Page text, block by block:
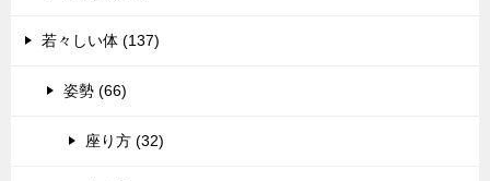
若々しい体 (137)
姿勢 (66)
座り方 (32)